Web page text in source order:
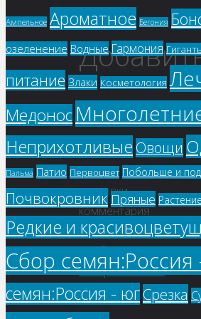
Для
отправки
комментария
вам
необходимо
авторизоваться.
Ампельное Ароматное Бегония
озеленение Водные Гармония
питание Злаки Косметология
Медонос
Неприхотливые Овощи
Пальма Патио Первоцвет Побольше и
Почвокровник Пряные
Редкие и
Сбор семян:Россия
семян:Россия - югСрезка